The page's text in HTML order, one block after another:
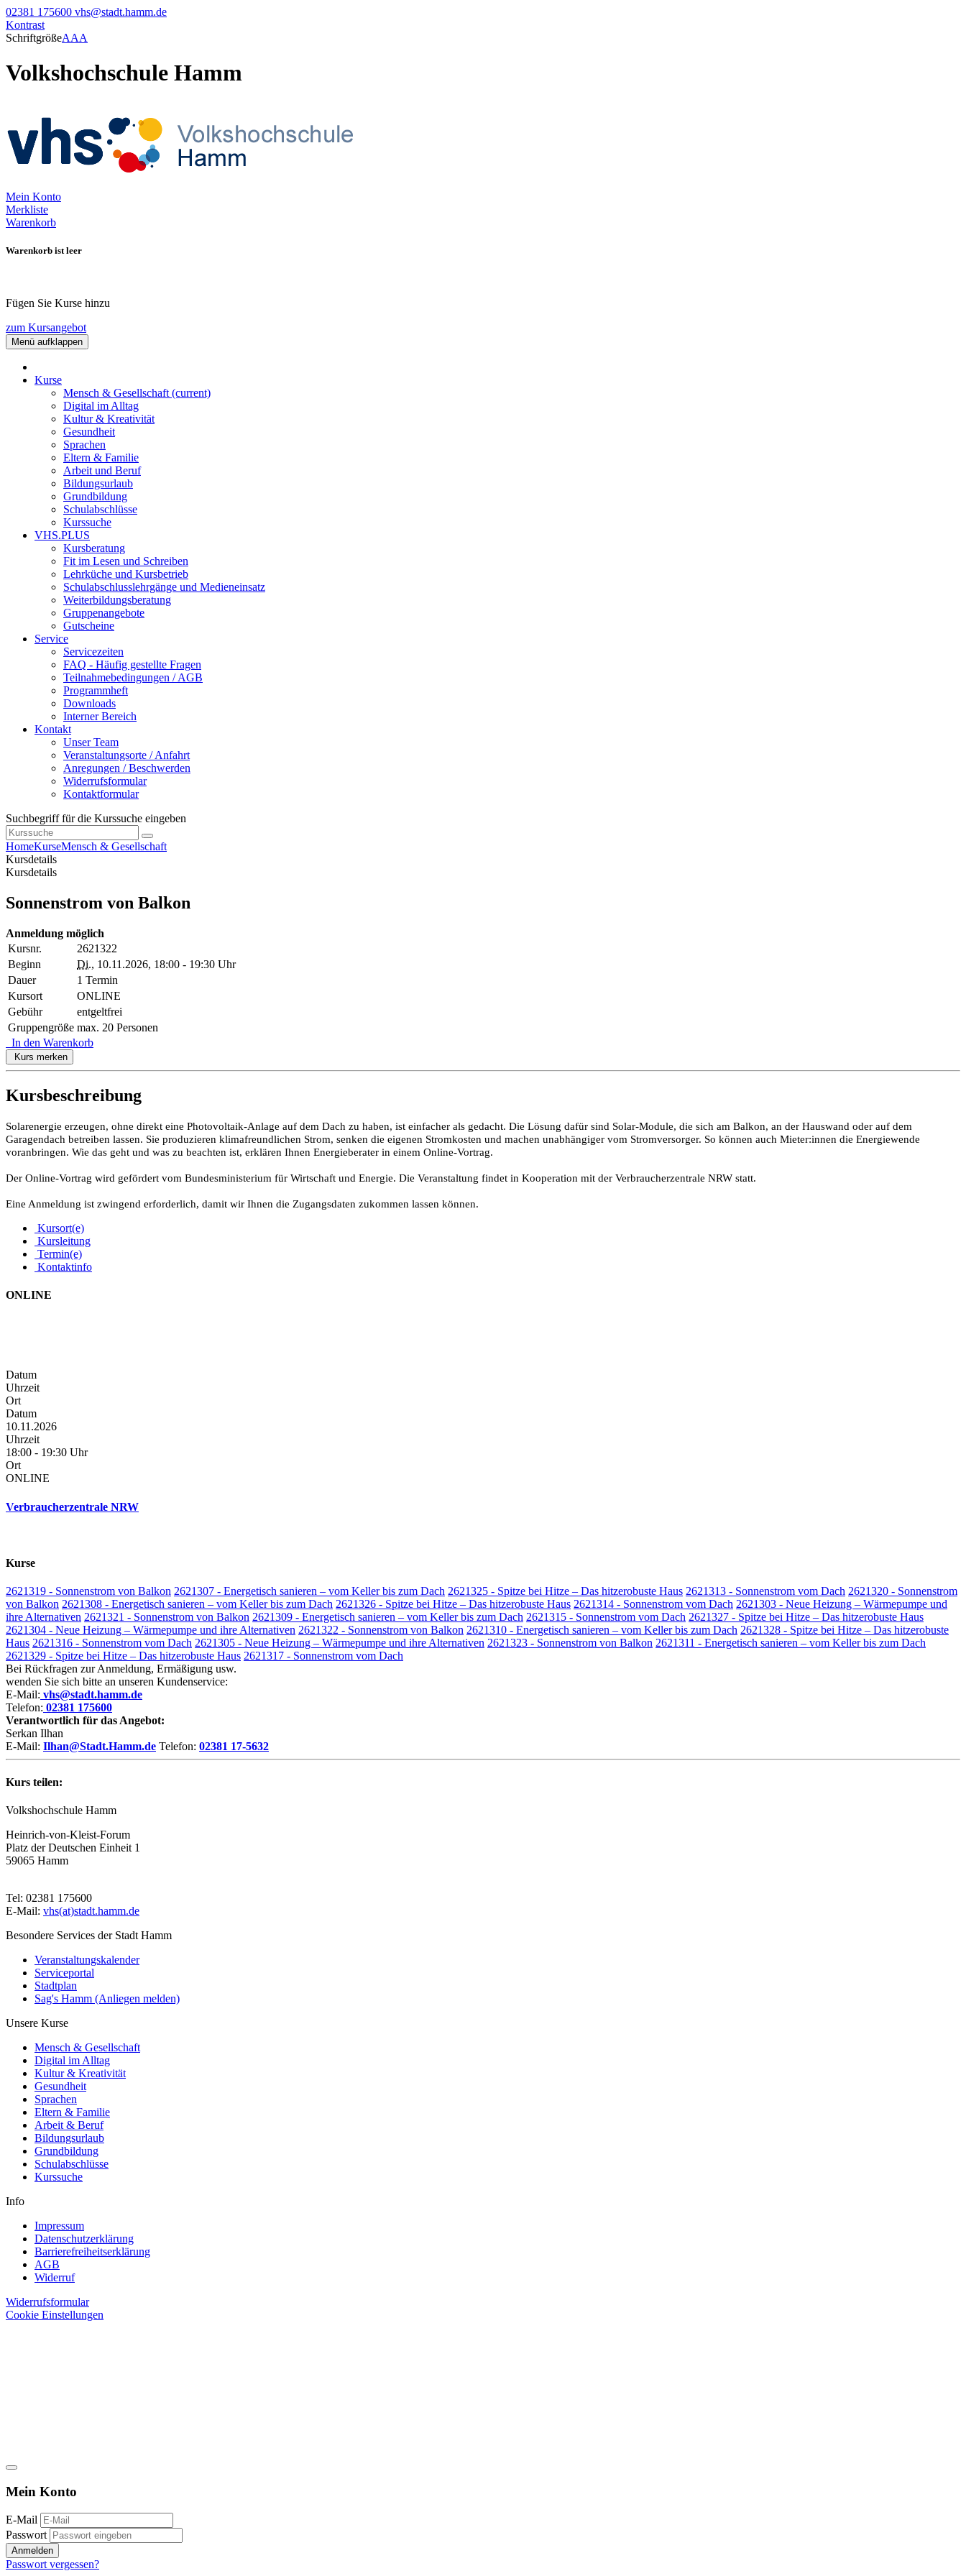
02381 175600 vhs@stadt.hamm.de
Kontrast
SchriftgrößeAAA
Volkshochschule Hamm
Mein Konto
Merkliste
Warenkorb
Warenkorb ist leer
Fügen Sie Kurse hinzu
zum Kursangebot
Menü aufklappen
Kurse
Mensch & Gesellschaft (current)
Digital im Alltag
Kultur & Kreativität
Gesundheit
Sprachen
Eltern & Familie
Arbeit und Beruf
Bildungsurlaub
Grundbildung
Schulabschlüsse
Kurssuche
VHS.PLUS
Kursberatung
Fit im Lesen und Schreiben
Lehrküche und Kursbetrieb
Schulabschlusslehrgänge und Medieneinsatz
Weiterbildungsberatung
Gruppenangebote
Gutscheine
Service
Servicezeiten
FAQ - Häufig gestellte Fragen
Teilnahmebedingungen / AGB
Programmheft
Downloads
Interner Bereich
Kontakt
Unser Team
Veranstaltungsorte / Anfahrt
Anregungen / Beschwerden
Widerrufsformular
Kontaktformular
Suchbegriff für die Kurssuche eingeben
HomeKurseMensch & Gesellschaft
Kursdetails
Kursdetails
Sonnenstrom von Balkon
Anmeldung möglich
Kursnr.
2621322
Beginn
Di., 10.11.2026, 18:00 - 19:30 Uhr
Dauer
1 Termin
Kursort
ONLINE
Gebühr
entgeltfrei
Gruppengröße max. 20 Personen
In den Warenkorb
Kurs merken
Kursbeschreibung
Solarenergie erzeugen, ohne direkt eine Photovoltaik-Anlage auf dem Dach zu haben, ist einfacher als gedacht. Die Lösung dafür sind Solar-Module, die sich am Balkon, an der Hauswand oder auf dem
Garagendach betreiben lassen. Sie produzieren klimafreundlichen Strom, senken die eigenen Stromkosten und machen unabhängiger vom Stromversorger. So können auch Mieter:innen die Energiewende
voranbringen. Wie das geht und was zu beachten ist, erklären Ihnen Energieberater in einem Online-Vortrag.
Der Online-Vortrag wird gefördert vom Bundesministerium für Wirtschaft und Energie. Die Veranstaltung findet in Kooperation mit der Verbraucherzentrale NRW statt.
Eine Anmeldung ist zwingend erforderlich, damit wir Ihnen die Zugangsdaten zukommen lassen können.
Kursort(e)
Kursleitung
Termin(e)
Kontaktinfo
ONLINE
Datum
Uhrzeit
Ort
Datum
10.11.2026
Uhrzeit
18:00 - 19:30 Uhr
Ort
ONLINE
Verbraucherzentrale NRW
Kurse
2621319 - Sonnenstrom von Balkon 2621307 - Energetisch sanieren – vom Keller bis zum Dach 2621325 - Spitze bei Hitze – Das hitzerobuste Haus 2621313 - Sonnenstrom vom Dach 2621320 - Sonnenstrom
von Balkon 2621308 - Energetisch sanieren – vom Keller bis zum Dach 2621326 - Spitze bei Hitze – Das hitzerobuste Haus 2621314 - Sonnenstrom vom Dach 2621303 - Neue Heizung – Wärmepumpe und
ihre Alternativen 2621321 - Sonnenstrom von Balkon 2621309 - Energetisch sanieren – vom Keller bis zum Dach 2621315 - Sonnenstrom vom Dach 2621327 - Spitze bei Hitze – Das hitzerobuste Haus
2621304 - Neue Heizung – Wärmepumpe und ihre Alternativen 2621322 - Sonnenstrom von Balkon 2621310 - Energetisch sanieren – vom Keller bis zum Dach 2621328 - Spitze bei Hitze – Das hitzerobuste
Haus 2621316 - Sonnenstrom vom Dach 2621305 - Neue Heizung – Wärmepumpe und ihre Alternativen 2621323 - Sonnenstrom von Balkon 2621311 - Energetisch sanieren – vom Keller bis zum Dach
2621329 - Spitze bei Hitze – Das hitzerobuste Haus 2621317 - Sonnenstrom vom Dach
Bei Rückfragen zur Anmeldung, Ermäßigung usw.
wenden Sie sich bitte an unseren Kundenservice:
E-Mail: vhs@stadt.hamm.de
Telefon: 02381 175600
Verantwortlich für das Angebot:
Serkan Ilhan
E-Mail: Ilhan@Stadt.Hamm.de Telefon: 02381 17-5632
Kurs teilen:
Volkshochschule Hamm
Heinrich-von-Kleist-Forum
Platz der Deutschen Einheit 1
59065 Hamm
Tel: 02381 175600
E-Mail: vhs(at)stadt.hamm.de
Besondere Services der Stadt Hamm
Veranstaltungskalender
Serviceportal
Stadtplan
Sag's Hamm (Anliegen melden)
Unsere Kurse
Mensch & Gesellschaft
Digital im Alltag
Kultur & Kreativität
Gesundheit
Sprachen
Eltern & Familie
Arbeit & Beruf
Bildungsurlaub
Grundbildung
Schulabschlüsse
Kurssuche
Info
Impressum
Datenschutzerklärung
Barrierefreiheitserklärung
AGB
Widerruf
Widerrufsformular
Cookie Einstellungen
Mein Konto
E-Mail
Passwort
Anmelden
Passwort vergessen?